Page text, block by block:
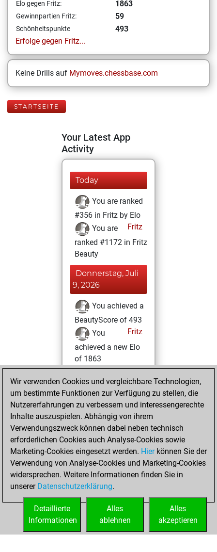
Elo gegen Fritz: 1863
Gewinnpartien Fritz: 59
Schönheitspunkte
493
Erfolge gegen Fritz...
Keine Drills auf Mymoves.chessbase.com
STARTSEITE
Your Latest App
Activity
Today
You are ranked
#356 in Fritz by Elo
Fritz
You are
ranked #1172 in Fritz
Beauty
Donnerstag, Juli
9, 2026
You achieved a
BeautyScore of 493
Fritz
You
achieved a new Elo
of 1863
Freitag, Januar 7,
2022
against Fritz
Fritz
Mittwoch,
November 25,
2020
You created
your Fritz account
Wir verwenden Cookies und vergleichbare Technologien,
um bestimmte Funktionen zur Verfügung zu stellen, die
Nutzererfahrungen zu verbessern und interessengerechte
Inhalte auszuspielen. Abhängig von ihrem
Verwendungszweck können dabei neben technisch
erforderlichen Cookies auch Analyse-Cookies sowie
Marketing-Cookies eingesetzt werden. Hierkönnen Sie der
Verwendung von Analyse-Cookies und Marketing-Cookies
widersprechen. Weitere Informationen finden Sie in
unserer Datenschutzerklärung.
Alles
akzeptieren
Alles
ablehnen
Detaillierte
Informationen